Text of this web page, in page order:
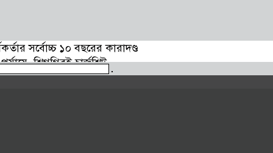
সর্বোচ্চ ১০ বছরের কারাদণ্ড
শিগগিরই চার্জশিট
লাইফের সঙ্গে হলিডে ইন ঢাকা সিটি সেন্টারের চুক্তি